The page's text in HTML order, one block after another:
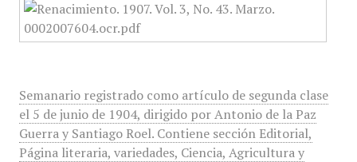
Semanario registrado como artículo de segunda clase
el 5 de junio de 1904, dirigido por Antonio de la Paz
Guerra y Santiago Roel. Contiene sección Editorial,
Página literaria, variedades, Ciencia, Agricultura y